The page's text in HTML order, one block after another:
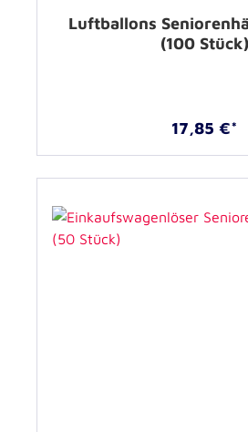
Luftballons
(100 Stück)
17,85 €*